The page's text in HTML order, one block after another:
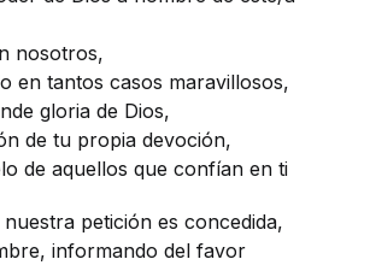
nosotros,
en tantos casos maravillosos,
gloria de Dios,
de tu propia devoción,
de aquellos que confían en ti
petición es concedida,
informando del favor